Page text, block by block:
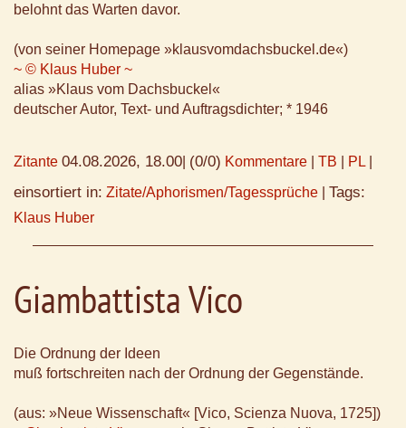
belohnt das Warten davor.
(von seiner Homepage »klausvomdachsbuckel.de«)
~ © Klaus Huber ~
alias »Klaus vom Dachsbuckel«
deutscher Autor, Text- und Auftragsdichter; * 1946
Zitante 04.08.2026, 18.00 (0/0) Kommentare TB PL
einsortiert in: Zitate/Aphorismen/Tagessprüche Tags:
Klaus Huber
Giambattista Vico
Die Ordnung der Ideen
muß fortschreiten nach der Ordnung der Gegenstände.
(aus: »Neue Wissenschaft« [Vico, Scienza Nuova, 1725])